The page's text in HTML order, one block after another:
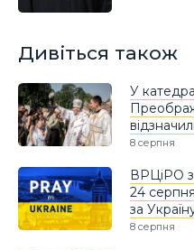
Дивіться також
У
8 серпня
ВРЦіРО
24
за
8 серпня